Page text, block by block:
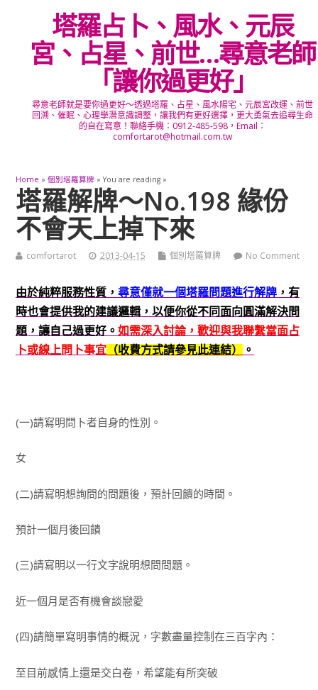
塔羅占卜、風水、元辰
宮、占星、前世…尋意老師
「讓你過更好」
尋意老師就是要你過更好～透過塔羅、占星、風水陽宅、元辰宮改運、前世
回溯、催眠、心理學潛意識調整，讓我們有更好選擇，更大勇氣去追尋生命
的自在寫意！聯絡手機：0912-485-598，Email：
comfortarot@hotmail.com.tw
Home » 個別塔羅算牌 » You are reading »
塔羅解牌～No.198 緣份
不會天上掉下來
comfortarot 2013-04-15 個別塔羅算牌 No Comment
由於純粹服務性質， 尋意僅就一個塔羅問題進行解牌，有
時也會提供我的建議邏輯，以便你從不同面向圓滿解決問
題，讓自己過更好。 如需深入討論，歡迎與我聯繫當面占
卜或線上問卜事宜（收費方式請參見此連結） 。
(一)請寫明問卜者自身的性別。
女
(二)請寫明想詢問的問題後，預計回饋的時間。
預計一個月後回饋
(三)請寫明以一行文字說明想問問題。
近一個月是否有機會談戀愛
(四)請簡單寫明事情的概況，字數盡量控制在三百字內：
至目前感情上還是交白卷，希望能有所突破